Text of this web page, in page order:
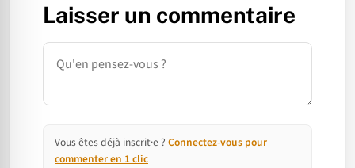
Laisser un commentaire
Commentaire
Vous êtes déjà inscrit·e ? Connectez-vous pour
commenter en 1 clic